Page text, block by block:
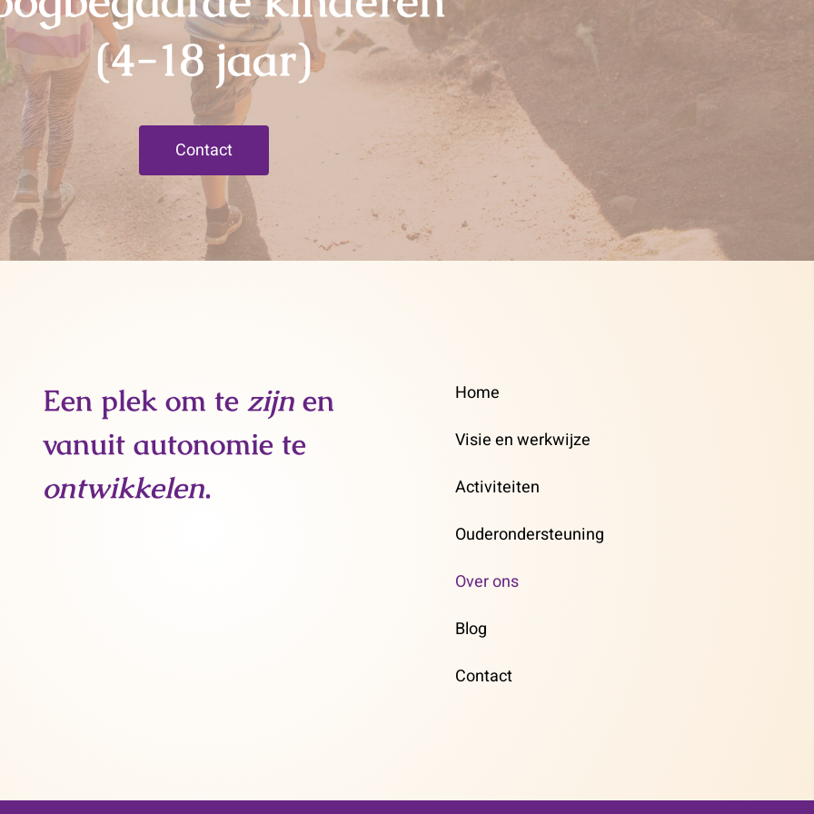
(4-18 jaar)
Contact
Een plek om tezijnen
vanuit autonomie te
ontwikkelen.
Home
Visie en werkwijze
Activiteiten
Ouderondersteuning
Over ons
Blog
Contact